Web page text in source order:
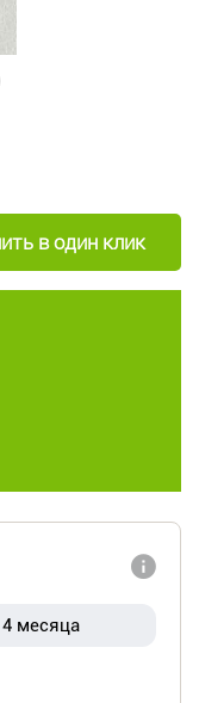
в один клик
4 месяца